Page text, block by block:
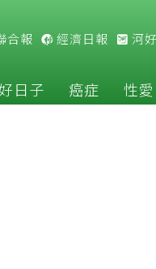
合報 經濟日報 河
日子 癌症 性愛